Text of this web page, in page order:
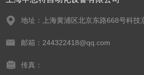
地址：上海黄浦区北京东路668号科技
邮箱：244322418@qq.com
传真：